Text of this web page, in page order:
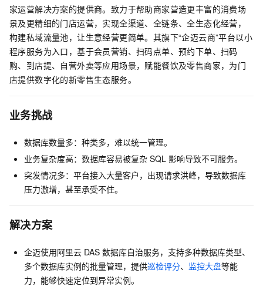
家运营解决方案的提供商。致力于帮助商家营造更丰富的消费场
景及更精细的门店运营，实现全渠道、全链条、全生态化经营，
构建私域流量池，让生意经营更简单。其旗下“企迈云商”平台以小
程序服务为入口，基于会员营销、扫码点单、预约下单、扫码
购、到店提、自营外卖等应用场景，赋能餐饮及零售商家，为门
店提供数字化的新零售生态服务。
业务挑战
数据库数量多：种类多，难以统一管理。
业务复杂度高：数据库容易被复杂 SQL 影响导致不可服务。
突发情况多：平台接入大量客户，出现请求洪峰，导致数据库
压力激增，甚至承受不住。
解决方案
企迈使用阿里云 DAS 数据库自治服务，支持多种数据库类型、
多个数据库实例的批量管理，提供巡检评分、 监控大盘等能
力，能够快速定位到异常实例。